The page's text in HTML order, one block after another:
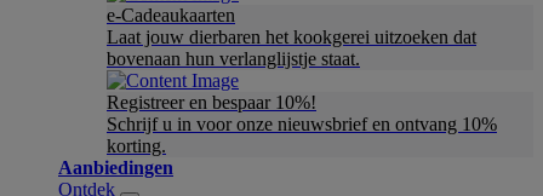
e-Cadeaukaarten
Laat jouw dierbaren het kookgerei uitzoeken dat
bovenaan hun verlanglijstje staat.
Registreer en bespaar 10%!
Schrijf u in voor onze nieuwsbrief en ontvang 10%
korting.
Aanbiedingen
Ontdek